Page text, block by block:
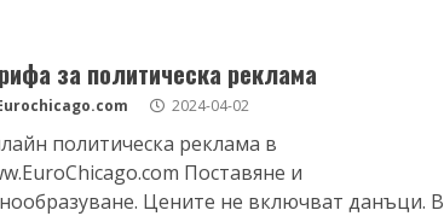
за политическа реклама
2024-04-02
политическа реклама в
Поставяне и
Цените не включват данъци. В